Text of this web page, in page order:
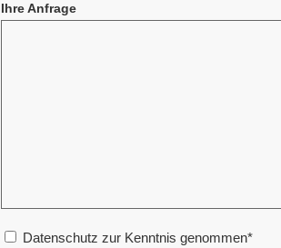
Ihre Anfrage
Datenschutz zur Kenntnis genommen*